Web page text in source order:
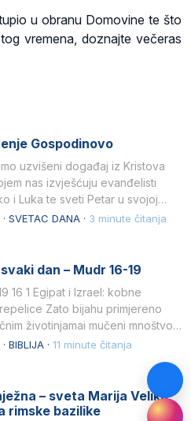
u obranu Domovine te što
vremena, doznajte večeras
Gospodinovo
uzvišeni događaj iz Kristova
nas izvješćuju evanđelisti
i Luka te sveti Petar u svojoj
SVETAC DANA · 3 minute čitanja
dan – Mudr 16-19
16 1 Egipat i Izrael: kobne
Zato bijahu primjereno
životinjamai mučeni mnoštvom
narod…
BIBLIJA · 11 minute čitanja
– sveta Marija Velika,
rimske bazilike